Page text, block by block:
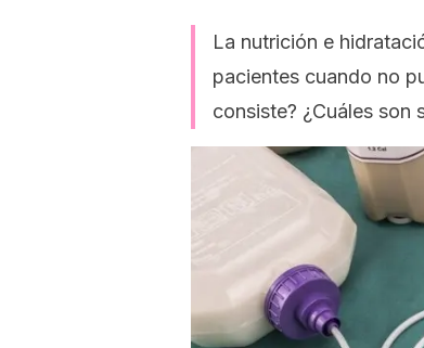
La nutrición e
pacientes cuando no
consiste? ¿Cuáles son